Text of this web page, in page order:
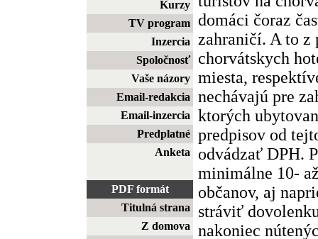
Kurzy
TV program
Inzercia
Spoločnosť
Vaše názory
Email-redakcia
Email-inzercia
Predplatné
Anketa
PDF formát
Titulná strana
Z domova
domáci čoraz
zahraničí. A to z
chorvátskych
miesta,
nechávajú pre
ktorých
predpisov od
odvádzať DPH.
minimálne 10-
občanov, aj
stráviť
nakoniec